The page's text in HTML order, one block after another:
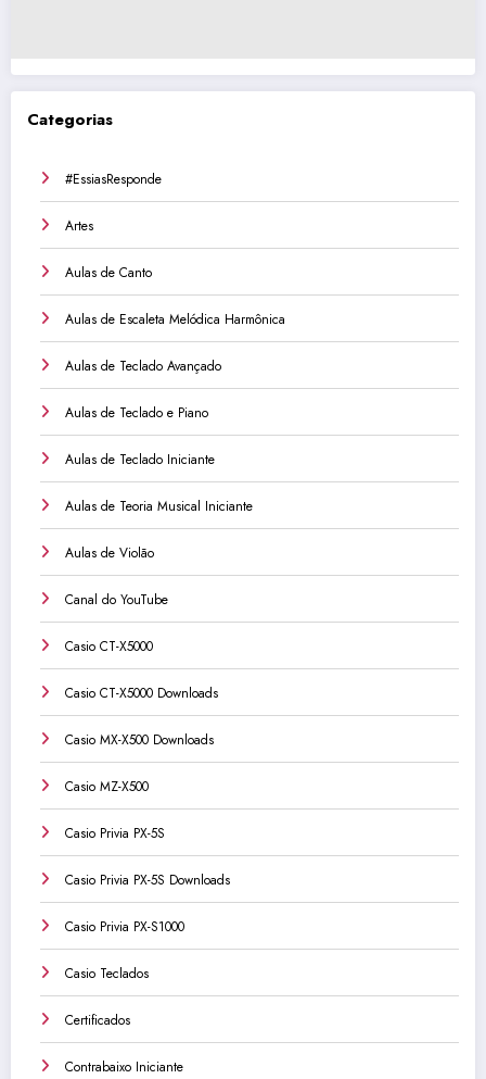
Categorias
#EssiasResponde
Artes
Aulas de Canto
Aulas de Escaleta Melódica Harmônica
Aulas de Teclado Avançado
Aulas de Teclado e Piano
Aulas de Teclado Iniciante
Aulas de Teoria Musical Iniciante
Aulas de Violão
Canal do YouTube
Casio CT-X5000
Casio CT-X5000 Downloads
Casio MX-X500 Downloads
Casio MZ-X500
Casio Privia PX-5S
Casio Privia PX-5S Downloads
Casio Privia PX-S1000
Casio Teclados
Certificados
Contrabaixo Iniciante